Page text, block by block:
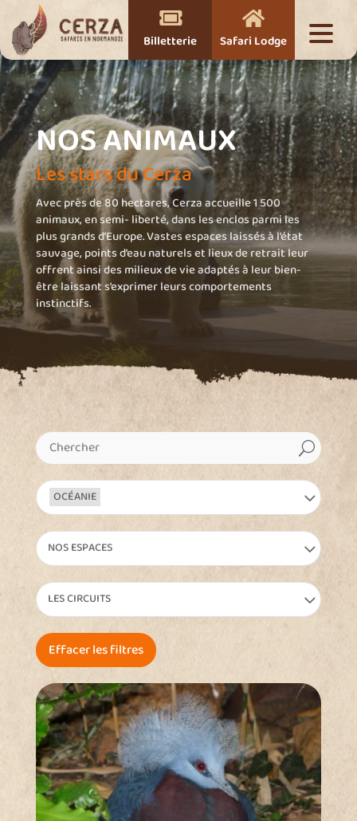

Billetterie

Safari Lodge
NOS ANIMAUX
Les stars du Cerza
Avec près de 80 hectares, Cerza accueille 1 500
animaux, en semi- liberté, dans les enclos parmi les
plus grands d’Europe. Vastes espaces laissés à l’état
sauvage, points d’eau naturels et lieux de retrait leur
offrent ainsi des milieux de vie adaptés à leur bien-
être laissant s’exprimer leurs comportements
instinctifs.
U
OCÉANIE
NOS ESPACES
LES CIRCUITS
Effacer les filtres